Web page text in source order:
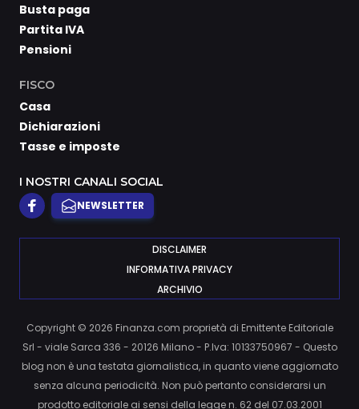
Busta paga
Partita IVA
Pensioni
FISCO
Casa
Dichiarazioni
Tasse e imposte
I NOSTRI CANALI SOCIAL
NEWSLETTER
DISCLAIMER
INFORMATIVA PRIVACY
ARCHIVIO
Copyright © 2026 Finanza.com proprietà di Emittente Editoriale
Srl - viale Sarca 336 - 20126 Milano - P.Iva: 10133750967 - Questo
blog non è una testata giornalistica, in quanto viene aggiornato
senza alcuna periodicità. Non può pertanto considerarsi un
prodotto editoriale ai sensi della legge n. 62 del 07.03.2001